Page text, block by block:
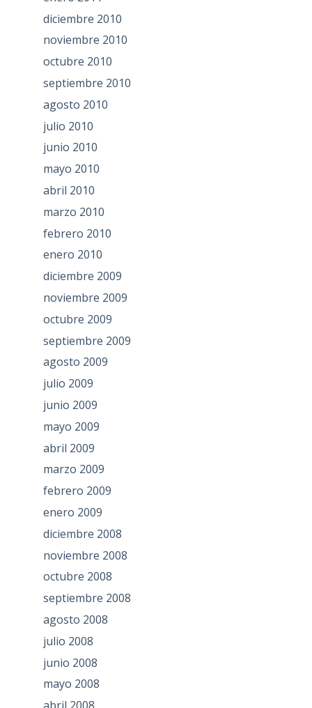
diciembre 2010
noviembre 2010
octubre 2010
septiembre 2010
agosto 2010
julio 2010
junio 2010
mayo 2010
abril 2010
marzo 2010
febrero 2010
enero 2010
diciembre 2009
noviembre 2009
octubre 2009
septiembre 2009
agosto 2009
julio 2009
junio 2009
mayo 2009
abril 2009
marzo 2009
febrero 2009
enero 2009
diciembre 2008
noviembre 2008
octubre 2008
septiembre 2008
agosto 2008
julio 2008
junio 2008
mayo 2008